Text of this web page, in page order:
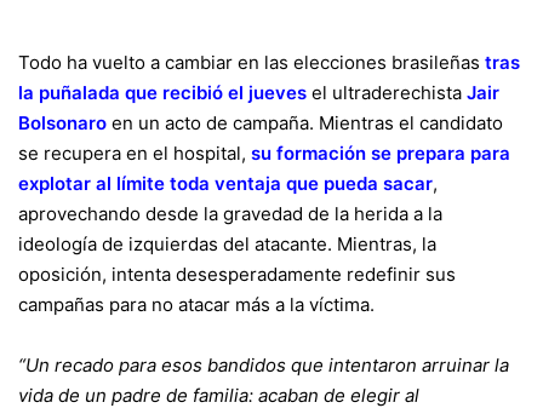
Todo ha vuelto a cambiar en las elecciones brasileñas tras
la puñalada que recibió el jueves el ultraderechista Jair
Bolsonaro en un acto de campaña. Mientras el candidato
se recupera en el hospital, su formación se prepara para
explotar al límite toda ventaja que pueda sacar,
aprovechando desde la gravedad de la herida a la
ideología de izquierdas del atacante. Mientras, la
oposición, intenta desesperadamente redefinir sus
campañas para no atacar más a la víctima.
“Un recado para esos bandidos que intentaron arruinar la
vida de un padre de familia: acaban de elegir al